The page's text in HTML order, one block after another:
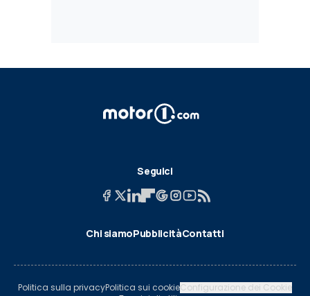
Seguici
Chi siamoPubblicitàContatti
Politica sulla privacyPolitica sui cookieConfigurazione dei Cookie